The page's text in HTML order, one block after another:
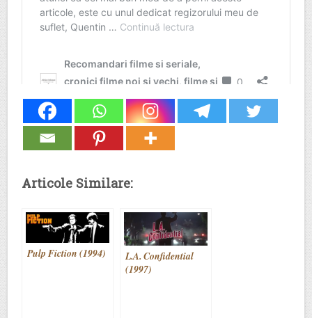
Articole Similare:
Pulp Fiction (1994)
L.A. Confidential
(1997)